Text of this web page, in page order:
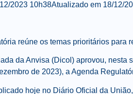
2023 10h38Atualizado em 18/12/
reúne os temas prioritários para
da Anvisa (Dicol) aprovou, nesta
de 2023), a Agenda
hoje no Diário Oficial da